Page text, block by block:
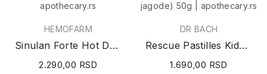
HEMOFARM
Sinulan Forte Hot Drink 15 kesica
2.290,00 RSD
DR BACH
Rescue Pastilles Kids (pastile sa ukusom...
1.690,00 RSD